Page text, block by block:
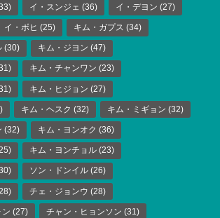
イ・スンジェ (36) イ・デヨン (27)
イ・ボヒ (25) キム・ガプス (34)
(30) キム・ジヨン (47)
キム・チャンワン (23)
キム・ヒジョン (27)
キム・ヘスク (32) キム・ミギョン (32)
(32) キム・ヨンオク (36)
キム・ヨンチョル (23)
ソン・ドンイル (26)
チェ・ジョンウ (28)
ン (27) チャン・ヒョンソン (31)